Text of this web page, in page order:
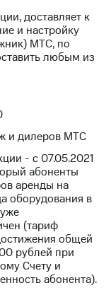
доставляет к
и настройку
МТС, по
любым из
и дилеров МТС
- с 07.05.2021
абоненты
аренды на
оборудования в
(тариф
общей
рублей при
Счету и
абонента).